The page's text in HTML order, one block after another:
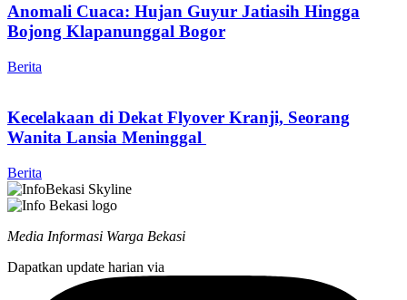
Anomali Cuaca: Hujan Guyur Jatiasih Hingga
Bojong Klapanunggal Bogor
Berita
Kecelakaan di Dekat Flyover Kranji, Seorang
Wanita Lansia Meninggal
Berita
Media Informasi Warga Bekasi
Dapatkan update harian via